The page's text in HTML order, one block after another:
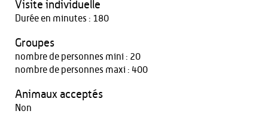
Visite individuelle
Durée en minutes : 180
Groupes
nombre de personnes mini : 20
nombre de personnes maxi : 400
Animaux acceptés
Non